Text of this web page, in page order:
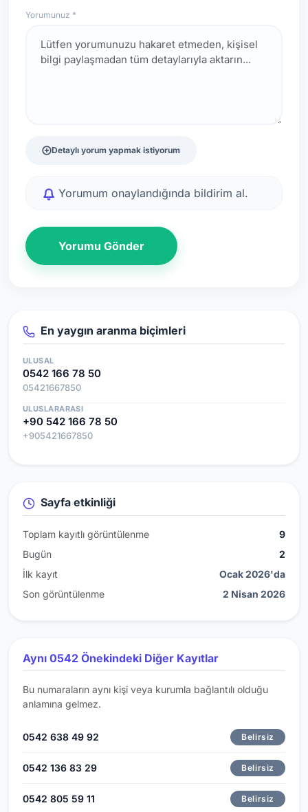
Yorumunuz *
Detaylı yorum yapmak istiyorum
Yorumum onaylandığında bildirim al.
Yorumu Gönder
En yaygın aranma biçimleri
ULUSAL
0542 166 78 50
05421667850
ULUSLARARASI
+90 542 166 78 50
+905421667850
Sayfa etkinliği
Toplam kayıtlı görüntülenme
9
Bugün
2
İlk kayıt
Ocak 2026'da
Son görüntülenme
2 Nisan 2026
Aynı 0542 Önekindeki Diğer Kayıtlar
Bu numaraların aynı kişi veya kurumla bağlantılı olduğu
anlamına gelmez.
0542 638 49 92 Belirsiz
0542 136 83 29 Belirsiz
0542 805 59 11 Belirsiz